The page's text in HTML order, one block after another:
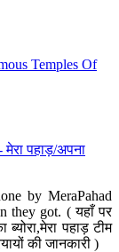
Temples Of
पहाड़/अपना
by MeraPahad
they got. ( यहाँ पर
ब्योरा,मेरा पहाड़ टीम
की जानकारी )